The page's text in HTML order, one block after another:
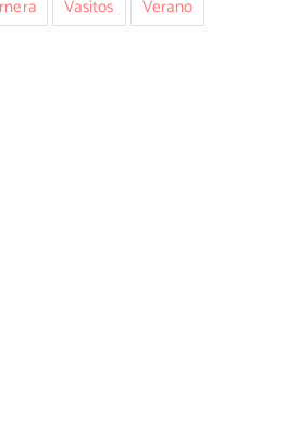
Vasitos
Verano